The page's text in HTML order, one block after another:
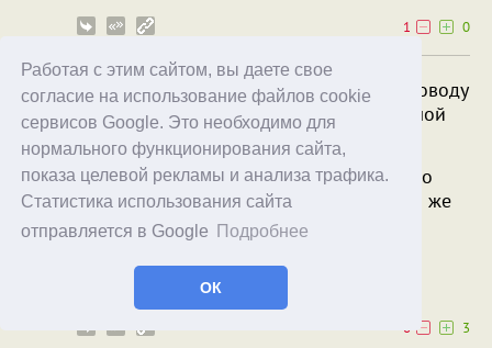
Работая с этим сайтом, вы даете свое
согласие на использование файлов cookie
сервисов Google. Это необходимо для
нормального функционирования сайта,
показа целевой рекламы и анализа трафика.
Статистика использования сайта
отправляется в Google
Подробнее
ОК
1
0
Комменты из белгородского тг, по поводу
попадания украинского дрона в жилой
А есть там коменты по поводу "нештатно
сошедшей" бомбы, убившей тамошнего же
росиянина сквозь крышу его же дома?
BorNeo
0
3